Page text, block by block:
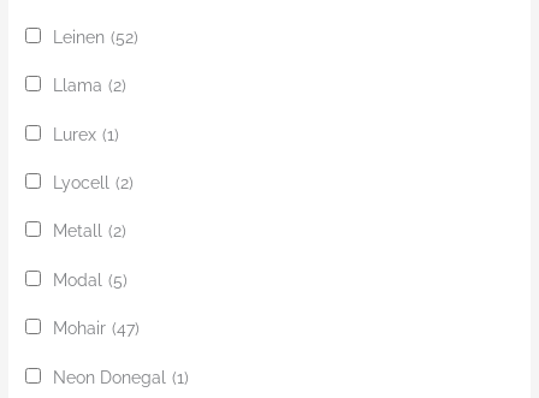
Leinen (52)
Llama (2)
Lurex (1)
Lyocell (2)
Metall (2)
Modal (5)
Mohair (47)
Neon Donegal (1)